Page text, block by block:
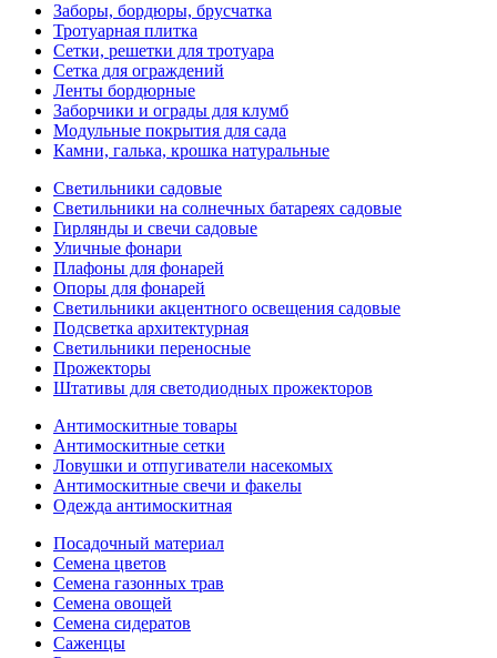
Заборы, бордюры, брусчатка
Тротуарная плитка
Сетки, решетки для тротуара
Сетка для ограждений
Ленты бордюрные
Заборчики и ограды для клумб
Модульные покрытия для сада
Камни, галька, крошка натуральные
Светильники садовые
Светильники на солнечных батареях садовые
Гирлянды и свечи садовые
Уличные фонари
Плафоны для фонарей
Опоры для фонарей
Светильники акцентного освещения садовые
Подсветка архитектурная
Светильники переносные
Прожекторы
Штативы для светодиодных прожекторов
Антимоскитные товары
Антимоскитные сетки
Ловушки и отпугиватели насекомых
Антимоскитные свечи и факелы
Одежда антимоскитная
Посадочный материал
Семена цветов
Семена газонных трав
Семена овощей
Семена сидератов
Саженцы